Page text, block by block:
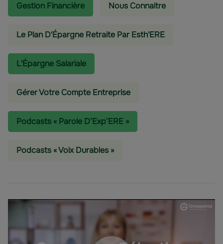
Gestion Financière Nous Connaitre
Le Plan D'Épargne Retraite Par Esth'ERE
L'épargne Salariale
Gérer Votre Compte Entreprise
Podcasts « Parole D’Exp’ERE »
Podcasts « Voix Durables »